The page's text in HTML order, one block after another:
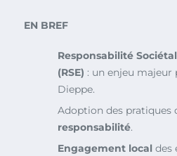
EN BREF
Responsabilité
(RSE) : un enjeu majeur
Dieppe.
Adoption des pratiques
responsabilité.
Engagement local des